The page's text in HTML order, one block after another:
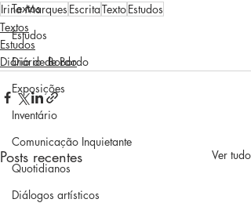
Textos
Estudos
Diário de Bordo
Exposições
Inventário
Comunicação Inquietante
Quotidianos
Diálogos artísticos
Irina Marques EscritaTextoEstudos
Textos
Estudos
Diário de Bordo
Posts recentes Ver tudo